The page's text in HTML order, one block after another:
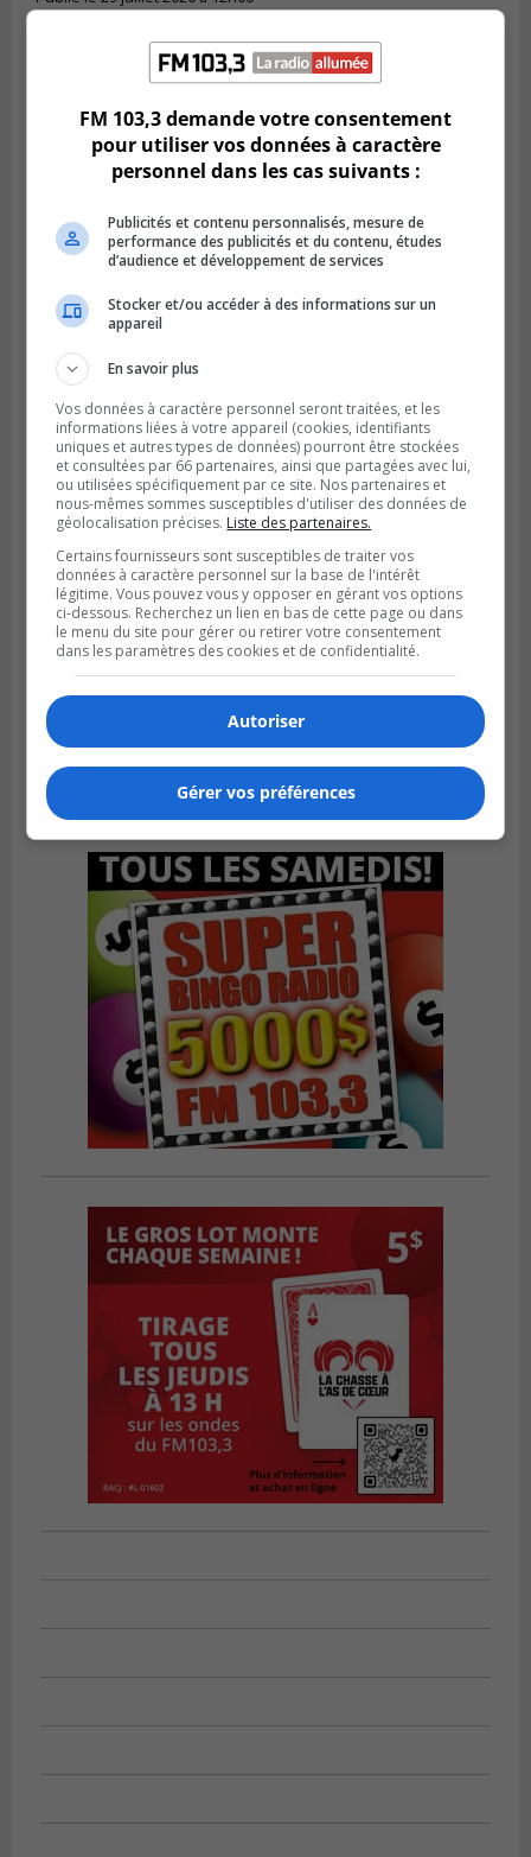
Brossard traverserait un ralentissement
de construction de logements
Publié le 29 juillet 2026 à 10h47
Des travaux de marquage de nuit
entraînent des entraves sur la Rive-Sud
VIEUX-LONGUEUIL
Publié le 28 juillet 2026 à 07h44
La Tablée des chefs obtient un appui
financier pour poursuivre sa mission
FM 103,3 demande votre consentement
pour utiliser vos données à caractère
personnel dans les cas suivants :
Publicités et contenu personnalisés, mesure de
performance des publicités et du contenu, études
d’audience et développement de services
Stocker et/ou accéder à des informations sur un
appareil
En savoir plus
Vos données à caractère personnel seront traitées, et les
informations liées à votre appareil (cookies, identifiants
uniques et autres types de données) pourront être stockées
et consultées par 66 partenaires, ainsi que partagées avec lui,
ou utilisées spécifiquement par ce site. Nos partenaires et
nous-mêmes sommes susceptibles d'utiliser des données de
géolocalisation précises. Liste des partenaires.
Certains fournisseurs sont susceptibles de traiter vos
données à caractère personnel sur la base de l'intérêt
légitime. Vous pouvez vous y opposer en gérant vos options
ci-dessous. Recherchez un lien en bas de cette page ou dans
le menu du site pour gérer ou retirer votre consentement
dans les paramètres des cookies et de confidentialité.
Autoriser
Gérer vos préférences